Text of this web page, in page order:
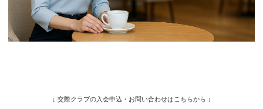
↓ 交際クラブの入会申込・お問い合わせはこちらから ↓